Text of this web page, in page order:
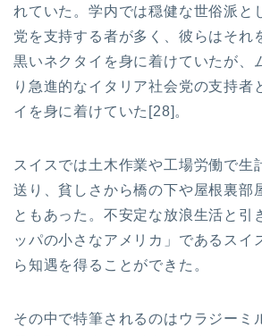
れていた。学内では穏健な世俗派と
党を支持する者が多く、彼らはそれ
黒いネクタイを身に着けていたが、
り急進的なイタリア社会党の支持者
イを身に着けていた[28]。
スイスでは土木作業や工場労働で生
送り、貧しさから橋の下や屋根裏部
ともあった。不安定な放浪生活と引
ッパの小さなアメリカ」であるスイ
ら知遇を得ることができた。
その中で特筆されるのはウラジーミ